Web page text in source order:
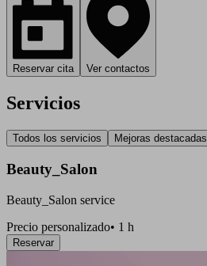
Reservar cita Ver contactos
Servicios
Todos los servicios Mejoras destacadas
Beauty_Salon
Beauty_Salon service
Precio personalizado• 1 h
Reservar